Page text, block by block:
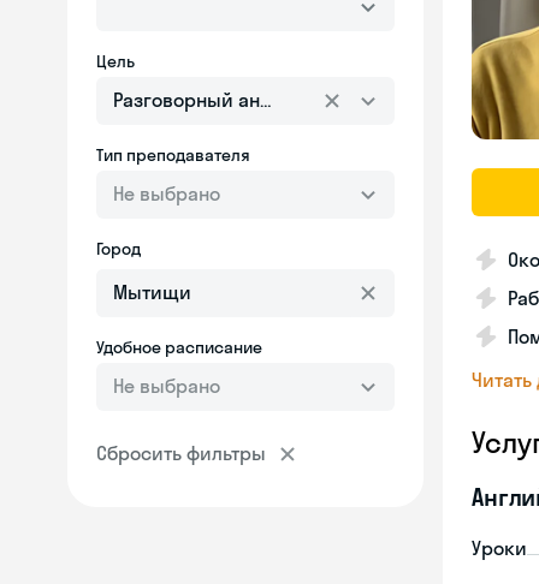
Цель
Разговорный английский
Тип преподавателя
Не выбрано
Город
Удобное расписание
Не выбрано
Сбросить фильтры
Уроки